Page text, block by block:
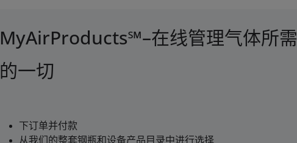
MyAirProducts℠–在线管理气体所需
的一切
下订单并付款
从我们的整套钢瓶和设备产品目录中进行选择